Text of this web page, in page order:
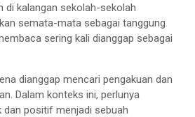
di kalangan sekolah-sekolah
semata-mata sebagai tanggung
sering kali dianggap sebagai
dianggap mencari pengakuan dan
Dalam konteks ini, perlunya
dan positif menjadi sebuah